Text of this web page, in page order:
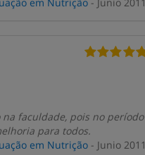
faculdade, pois no período
para todos.
em Nutrição- Junio 2011